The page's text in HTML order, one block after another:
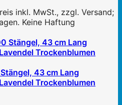
inkl. MwSt., zzgl. Versand;
Keine Haftung
43 cm Lang
Trockenblumen